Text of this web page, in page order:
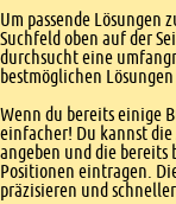
Um passende
Suchfeld oben auf der
durchsucht eine
bestmöglichen
Wenn du bereits einige
einfacher! Du kannst
angeben und die bereits
Positionen eintragen.
präzisieren und